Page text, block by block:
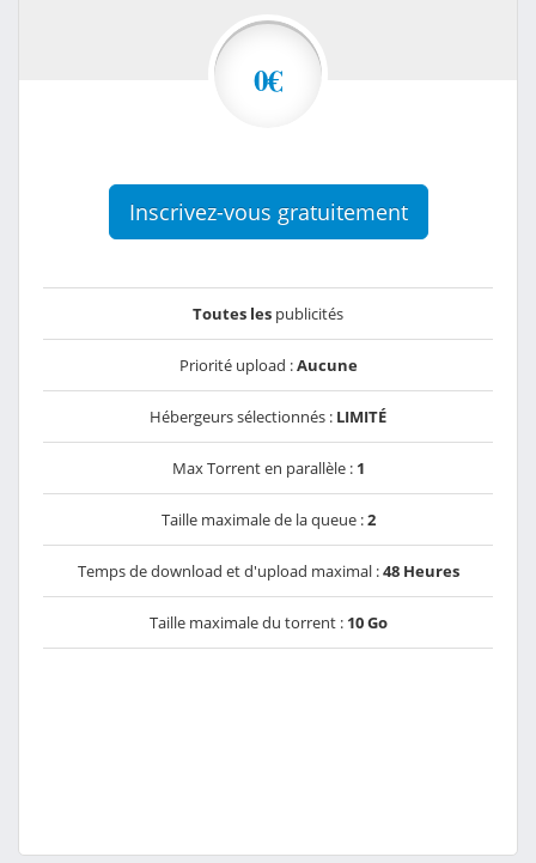
0€
Inscrivez-vous gratuitement
Toutes les publicités
Priorité upload :Aucune
Hébergeurs sélectionnés : LIMITÉ
Max Torrent en parallèle : 1
Taille maximale de la queue :2
Temps de download et d'upload maximal :48 Heures
Taille maximale du torrent : 10 Go